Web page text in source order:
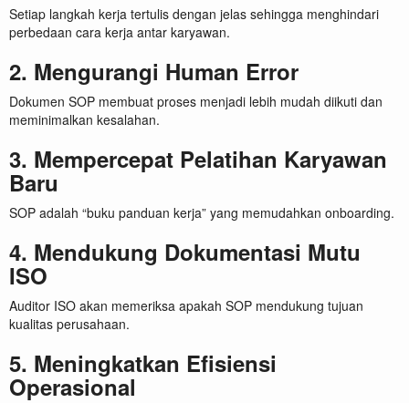
Setiap langkah kerja tertulis dengan jelas sehingga menghindari
perbedaan cara kerja antar karyawan.
2. Mengurangi Human Error
Dokumen SOP membuat proses menjadi lebih mudah diikuti dan
meminimalkan kesalahan.
3. Mempercepat Pelatihan Karyawan
Baru
SOP adalah “buku panduan kerja” yang memudahkan onboarding.
4. Mendukung Dokumentasi Mutu
ISO
Auditor ISO akan memeriksa apakah SOP mendukung tujuan
kualitas perusahaan.
5. Meningkatkan Efisiensi
Operasional